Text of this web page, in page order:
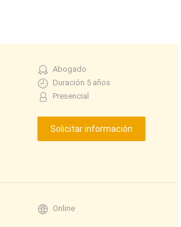
Abogado
Duración 5 años
Presencial
Online